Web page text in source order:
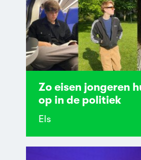
Zo eisen jongeren
op in de politiek
Els